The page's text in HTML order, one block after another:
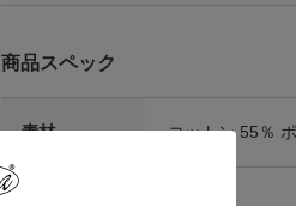
商品スペック
素材 コットン 55％